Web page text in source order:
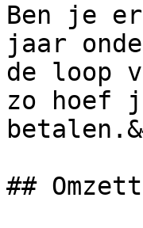
Ben je
jaar
de loop
zo hoef
##